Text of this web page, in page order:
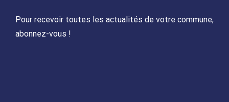
Pour recevoir toutes les actualités de votre commune,
abonnez-vous !